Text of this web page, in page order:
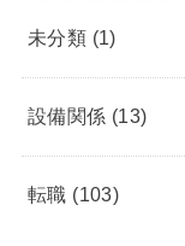
未分類 (1)
設備関係 (13)
転職 (103)